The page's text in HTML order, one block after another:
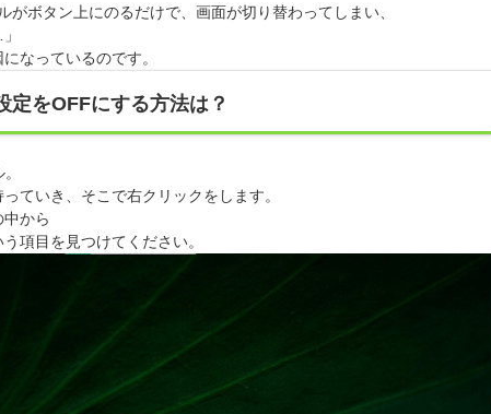
がボタン上にのるだけで、画面が切り替わってしまい、
なっているのです。
定をOFFにする方法は？
ていき、そこで右クリックをします。
から
項目を見つけてください。